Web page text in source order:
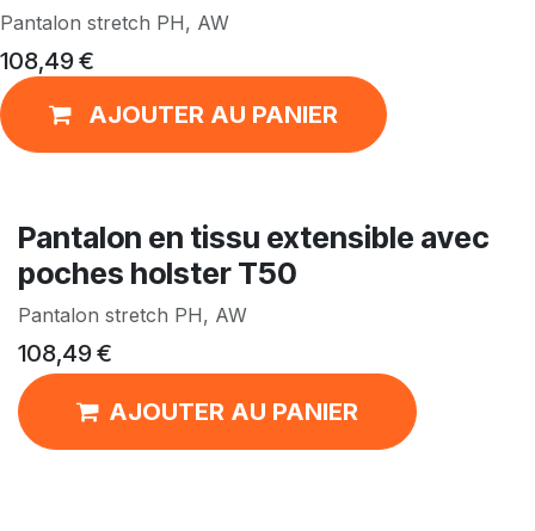
Pantalon stretch PH, AW
108,49€
AJOUTER AU PANIER
Pantalon en tissu extensible avec
poches holster T50
Pantalon stretch PH, AW
108,49€
AJOUTER AU PANIER